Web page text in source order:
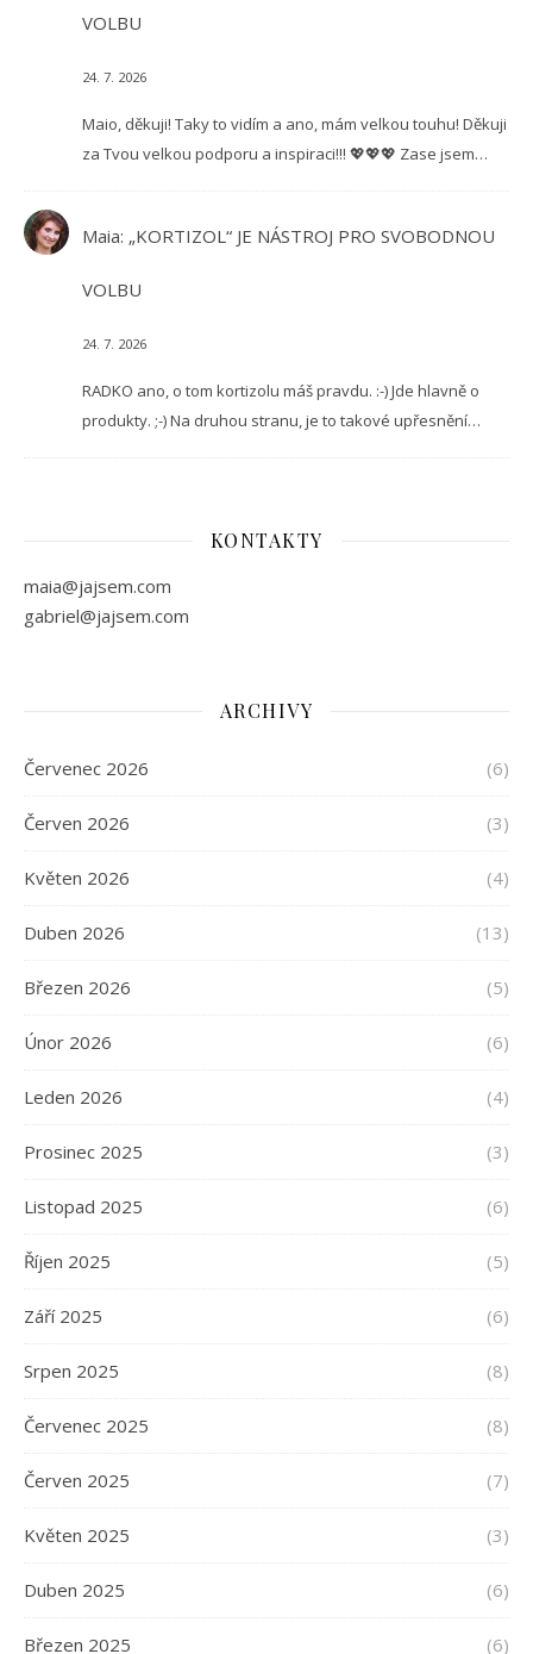
VOLBU
24. 7. 2026
Maio, děkuji! Taky to vidím a ano, mám velkou touhu! Děkuji
za Tvou velkou podporu a inspiraci!!! 💖💖💖 Zase jsem…
Maia: „KORTIZOL“ JE NÁSTROJ PRO SVOBODNOU
VOLBU
24. 7. 2026
RADKO ano, o tom kortizolu máš pravdu. :-) Jde hlavně o
produkty. ;-) Na druhou stranu, je to takové upřesnění…
KONTAKTY
maia@jajsem.com
gabriel@jajsem.com
ARCHIVY
Červenec 2026 (6)
Červen 2026 (3)
Květen 2026 (4)
Duben 2026 (13)
Březen 2026 (5)
Únor 2026 (6)
Leden 2026 (4)
Prosinec 2025 (3)
Listopad 2025 (6)
Říjen 2025 (5)
Září 2025 (6)
Srpen 2025 (8)
Červenec 2025 (8)
Červen 2025 (7)
Květen 2025 (3)
Duben 2025 (6)
Březen 2025 (6)